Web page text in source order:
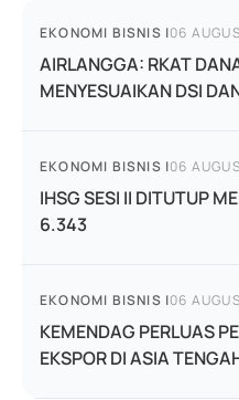
EKONOMI BISNIS |06
AIRLANGGA: RKAT
MENYESUAIKAN DSI
EKONOMI BISNIS |06
IHSG SESI II DITUTUP
6.343
EKONOMI BISNIS |06
KEMENDAG PERLUAS
EKSPOR DI ASIA